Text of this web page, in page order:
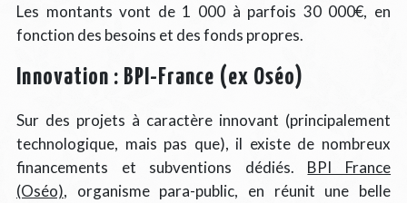
Les montants vont de 1 000 à parfois 30 000€, en
fonction des besoins et des fonds propres.
Innovation : BPI-France (ex Oséo)
Sur des projets à caractère innovant (principalement
technologique, mais pas que), il existe de nombreux
financements et subventions dédiés. BPI France
(Oséo), organisme para-public, en réunit une belle